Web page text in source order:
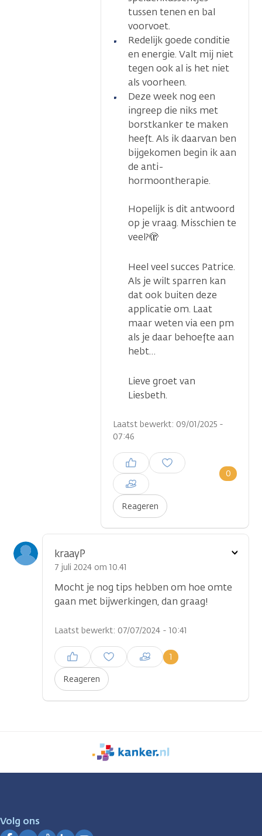
tussen tenen en bal
voorvoet.
Redelijk goede conditie
en energie. Valt mij niet
tegen ook al is het niet
als voorheen.
Deze week nog een
ingreep die niks met
borstkanker te maken
heeft. Als ik daarvan ben
bijgekomen begin ik aan
de anti-
hormoontherapie.
Hopelijk is dit antwoord
op je vraag. Misschien te
veel?🫣
Heel veel succes Patrice.
Als je wilt sparren kan
dat ook buiten deze
applicatie om. Laat
maar weten via een pm
als je daar behoefte aan
hebt…
Lieve groet van
Liesbeth.
Laatst bewerkt: 09/01/2025 -
07:46
Reageren
0
Inloggen om een reactie te
plaatsen
kraayP
7 juli 2024 om 10.41
Mocht je nog tips hebben om hoe omte
gaan met bijwerkingen, dan graag!
Laatst bewerkt: 07/07/2024 - 10:41
Reageren
1
Inloggen om een reactie te
plaatsen
Toon
We
zijn
Volg ons